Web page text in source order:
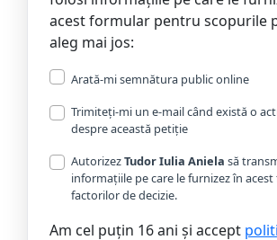
acest formular pentru scopurile
aleg mai jos:
Arată-mi semnătura public online
Trimiteți-mi un e-mail când există o
despre această petiție
AutorizezTudor Iulia Aniela să
informațiile pe care le furnizez în
factorilor de decizie.
Am cel puțin 16 ani și accept